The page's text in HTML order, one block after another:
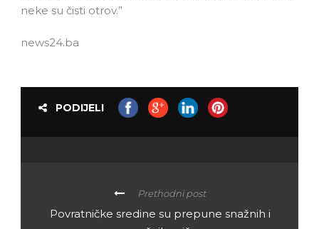
neke su čisti otrov.”
news24.ba
PODIJELI
Prethodni post
Povratničke sredine su prepune snažnih i